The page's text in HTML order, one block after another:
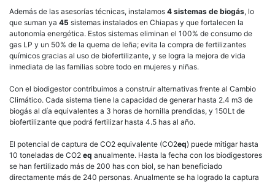
Además de las asesorías técnicas, instalamos 4 sistemas de biogás, lo
que suman ya 45 sistemas instalados en Chiapas y que fortalecen la
autonomía energética. Estos sistemas eliminan el 100% de consumo de
gas LP y un 50% de la quema de leña; evita la compra de fertilizantes
químicos gracias al uso de biofertilizante, y se logra la mejora de vida
inmediata de las familias sobre todo en mujeres y niñas.
Con el biodigestor contribuimos a construir alternativas frente al Cambio
Climático. Cada sistema tiene la capacidad de generar hasta 2.4 m3 de
biogás al día equivalentes a 3 horas de hornilla prendidas, y 150Lt de
biofertilizante que podrá fertilizar hasta 4.5 has al año.
El potencial de captura de CO2 equivalente (CO2eq) puede mitigar hasta
10 toneladas de CO2 eq anualmente. Hasta la fecha con los biodigestores
se han fertilizado más de 200 has con biol, se han beneficiado
directamente más de 240 personas. Anualmente se ha logrado la captura